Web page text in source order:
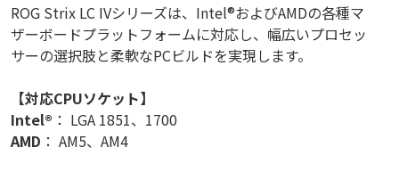
ROG Strix LC IVシリーズは、Intel®およびAMDの各種マ
ザーボードプラットフォームに対応し、幅広いプロセッ
サーの選択肢と柔軟なPCビルドを実現します。
【対応CPUソケット】
Intel® ： LGA 1851、1700
AMD ： AM5、AM4